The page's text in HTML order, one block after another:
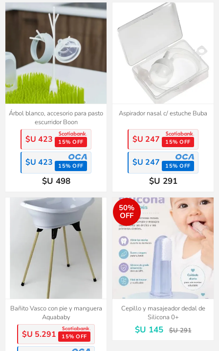
Árbol blanco, accesorio para pasto
escurridor Boon
$U 423 15% OFF
$U 423 15% OFF
$U 498
Aspirador nasal c/ estuche Buba
$U 247 15% OFF
$U 247 15% OFF
$U 291
Bañito Vasco con pie y manguera
Aquababy
$U 5.291 15% OFF
50%
OFF
Cepillo y masajeador dedal de
Silicona 0+
$U 145 $U 291